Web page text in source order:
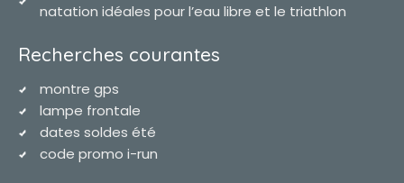
natation idéales pour l’eau libre et le triathlon
Recherches courantes
montre gps
lampe frontale
dates soldes été
code promo i-run